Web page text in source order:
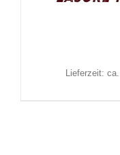
Lieferzeit: